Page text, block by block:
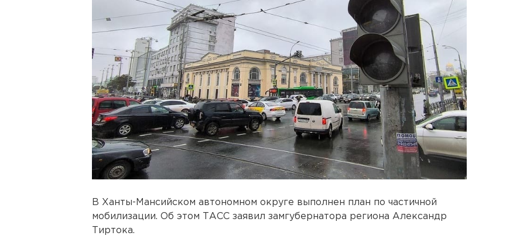
В Ханты-Мансийском автономном округе выполнен план по частичной
мобилизации. Об этом ТАСС заявил замгубернатора региона Александр
Тиртока.